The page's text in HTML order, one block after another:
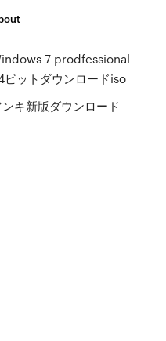
7 prodfessional
ビットダウンロードiso
ンキ新版ダウンロード